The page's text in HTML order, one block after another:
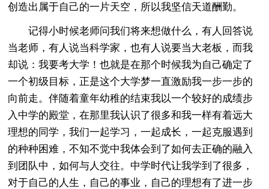
创造出属于自己的一片天空，所以我坚信天道酬勤。
记得小时候老师问我们将来想做什么，有人回答说
当老师，有人说当科学家，也有人说要当大老板，而我
却说：我要考大学！也就是在那个时候我为自己确定了
一个初级目标，正是这个大学梦一直激励我一步一步的
向前走。伴随着童年幼稚的结束我以一个较好的成绩步
入中学的殿堂，在那里我认识了很多和我一样有着远大
理想的同学，我们一起学习，一起成长，一起克服遇到
的种种困难，不知不觉中我体会到了如何去正确的融入
到团队中，如何与人交往。中学时代让我学到了很多，
对于自己的人生，自己的事业，自己的理想有了进一步